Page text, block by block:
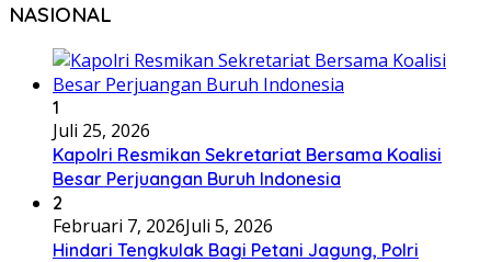
NASIONAL
1
Juli 25, 2026
Kapolri Resmikan Sekretariat Bersama Koalisi
Besar Perjuangan Buruh Indonesia
2
Februari 7, 2026Juli 5, 2026
Hindari Tengkulak Bagi Petani Jagung, Polri